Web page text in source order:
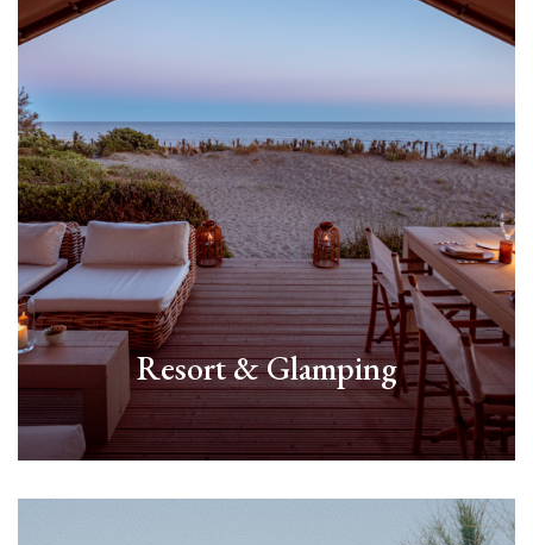
Scopri di più
Resort & Glamping